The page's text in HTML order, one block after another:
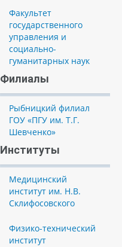
Факультет
государственного
управления и
социально-
гуманитарных наук
Филиалы
Рыбницкий филиал
ГОУ «ПГУ им. Т.Г.
Шевченко»
Институты
Медицинский
институт им. Н.В.
Склифосовского
Физико-технический
институт